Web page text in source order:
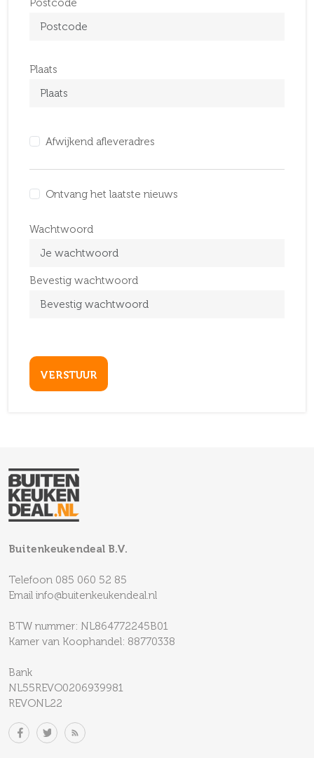
Postcode
Plaats
Afwijkend afleveradres
Ontvang het laatste nieuws
Wachtwoord
Bevestig wachtwoord
Buitenkeukendeal B.V.
Telefoon 085 060 52 85
Email info@buitenkeukendeal.nl
BTW nummer: NL864772245B01
Kamer van Koophandel: 88770338
Bank
NL55REVO0206939981
REVONL22